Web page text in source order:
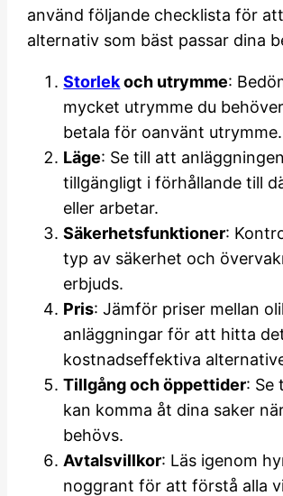
använd följande checklista för
alternativ som bäst passar dina
Storlekoch utrymme:
mycket utrymme du
betala för oanvänt utrymme.
Läge: Se till att
tillgängligt i förhållande till
eller arbetar.
Säkerhetsfunktioner:
typ av säkerhet och
erbjuds.
Pris: Jämför priser mellan
anläggningar för att hitta
kostnadseffektiva
Tillgång och öppettider: Se
kan komma åt dina saker
behövs.
Avtalsvillkor: Läs igenom
noggrant för att förstå alla